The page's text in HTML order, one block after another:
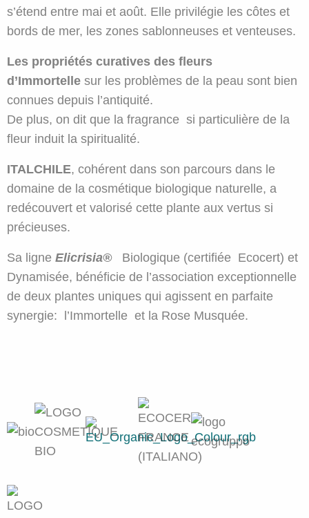
s’étend entre mai et août. Elle privilégie les côtes et
bords de mer, les zones sablonneuses et venteuses.
Les propriétés curatives des fleurs
d’Immortelle sur les problèmes de la peau sont bien
connues depuis l’antiquité.
De plus, on dit que la fragrance si particulière de la
fleur induit la spiritualité.
ITALCHILE, cohérent dans son parcours dans le
domaine de la cosmétique biologique naturelle, a
redécouvert et valorisé cette plante aux vertus si
précieuses.
Sa ligne Elicrisia®
Biologique (certifiée Ecocert) et
Dynamisée, bénéficie de l’association exceptionnelle
de deux plantes uniques qui agissent en parfaite
synergie: l’Immortelle et la Rose Musquée.